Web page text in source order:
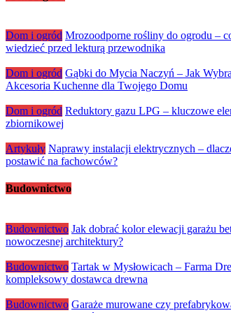
Dom i ogród Mrozoodporne rośliny do ogrodu –
wiedzieć przed lekturą przewodnika
Dom i ogród Gąbki do Mycia Naczyń – Jak
Akcesoria Kuchenne dla Twojego Domu
Dom i ogród Reduktory gazu LPG – kluczowe
zbiornikowej
Artykuły Naprawy instalacji elektrycznych –
postawić na fachowców?
Budownictwo
Budownictwo Jak dobrać kolor elewacji garażu
nowoczesnej architektury?
Budownictwo Tartak w Mysłowicach – Farma
kompleksowy dostawca drewna
Budownictwo Garaże murowane czy